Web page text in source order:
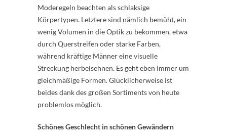
Moderegeln beachten als schlaksige
Körpertypen. Letztere sind nämlich bemüht, ein
wenig Volumen in die Optik zu bekommen, etwa
durch Querstreifen oder starke Farben,
während kräftige Männer eine visuelle
Streckung herbeisehnen. Es geht eben immer um
gleichmäßige Formen. Glücklicherweise ist
beides dank des großen Sortiments von heute
problemlos möglich.
Schönes Geschlecht in schönen Gewändern